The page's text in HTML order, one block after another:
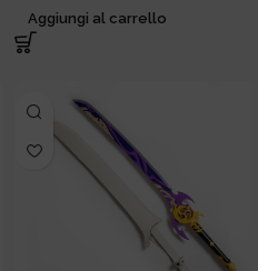
Aggiungi al carrello